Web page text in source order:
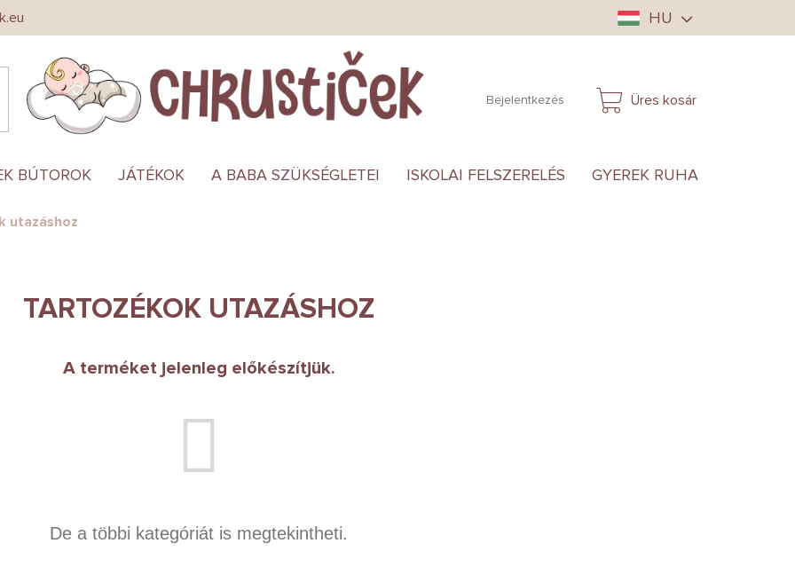
HU
Bejelentkezés
KOSÁR
Üres kosár
BÚTOROK JÁTÉKOK A BABA SZÜKSÉGLETEI ISKOLAI FELSZERELÉS GYEREK RUHA
utazáshoz
TARTOZÉKOK UTAZÁSHOZ
A terméket jelenleg előkészítjük.
De a többi kategóriát is megtekintheti.